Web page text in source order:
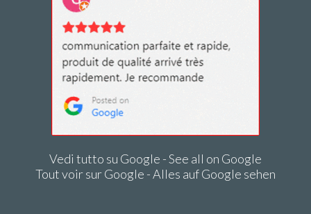
Vedi tutto su Google - See all on Google
Tout voir sur Google - Alles auf Google sehen